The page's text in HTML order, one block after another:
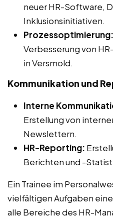
neuer HR-Software,
Inklusionsinitiativen.
Prozessoptimierung:
Verbesserung von
in Versmold.
Kommunikation und
Interne
Erstellung von
Newslettern.
HR-Reporting:
Berichten und -
Ein Trainee im
vielfältigen Aufgaben
alle Bereiche des HR-